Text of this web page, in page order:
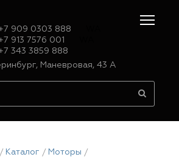
909 0303 888
913 7576 001
343 3859 888
Маневровая, 43 А
Каталог
Моторы